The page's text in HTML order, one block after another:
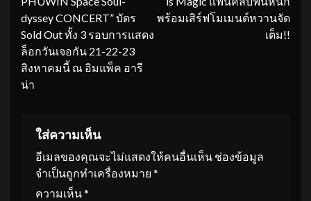
dyssey CONCERT” บัตร
Sold Out ทั้ง 3 รอบการแสดง
ล็อกวันเจอกัน 21-22-23
สิงหาคมนี้ ณ อิมแพ็ค อารี
น่า
พร้อมเสิร์ฟโมเมนต์หวานจัด
เต็ม!!
ใส่ความเห็น
อีเมลของคุณจะไม่แสดงให้คนอื่นเห็น ช่องข้อมูล
จำเป็นถูกทำเครื่องหมาย *
ความเห็น*